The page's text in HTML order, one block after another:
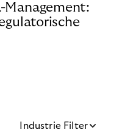
Management:
Industrie Filter